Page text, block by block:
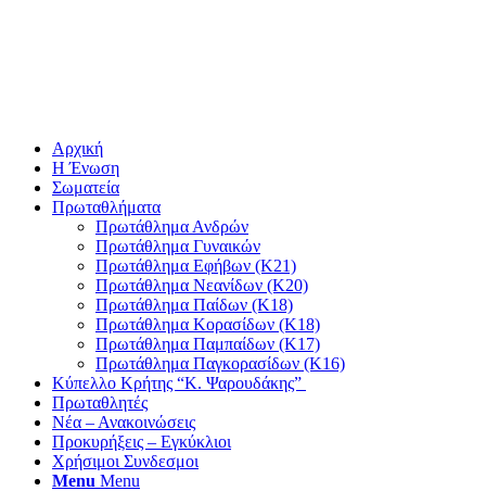
Αρχική
Η Ένωση
Σωματεία
Πρωταθλήματα
Πρωτάθλημα Ανδρών
Πρωτάθλημα Γυναικών
Πρωτάθλημα Εφήβων (Κ21)
Πρωτάθλημα Νεανίδων (Κ20)
Πρωτάθλημα Παίδων (Κ18)
Πρωτάθλημα Κορασίδων (Κ18)
Πρωτάθλημα Παμπαίδων (Κ17)
Πρωτάθλημα Παγκορασίδων (Κ16)
Κύπελλο Κρήτης “Κ. Ψαρουδάκης”
Πρωταθλητές
Νέα – Ανακοινώσεις
Προκυρήξεις – Εγκύκλιοι
Χρήσιμοι Συνδεσμοι
Menu Menu